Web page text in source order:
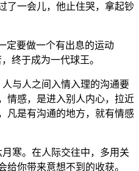
了一会儿，他止住哭，拿起钞
定要做一个有出息的运动
终于成为一代球王。
与人之间入情入理的沟通要
情感，是进入别人内心，拉近
凡是有沟通的地方，就有情感
寒。在人际交往中，多用关
给你带来意想不到的收获。